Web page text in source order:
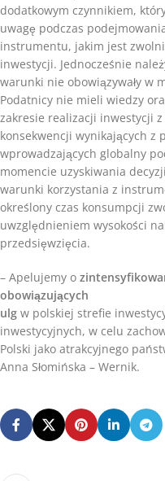
dodatkowym czynnikiem,
uwagę podczas
instrumentu, jakim jest
inwestycji. Jednocześnie
warunki nie obowiązywały w
Podatnicy nie mieli wiedzy
zakresie realizacji inwestycji
konsekwencji wynikających z
wprowadzających globalny
momencie uzyskiwania
warunki korzystania z
określony czas konsumpcji
uwzględnieniem wysokości
przedsięwzięcia.
– Apelujemy o
obowiązujących
ulg w polskiej strefie
inwestycyjnych, w celu
Polski jako atrakcyjnego
Anna Słomińska – Wernik.